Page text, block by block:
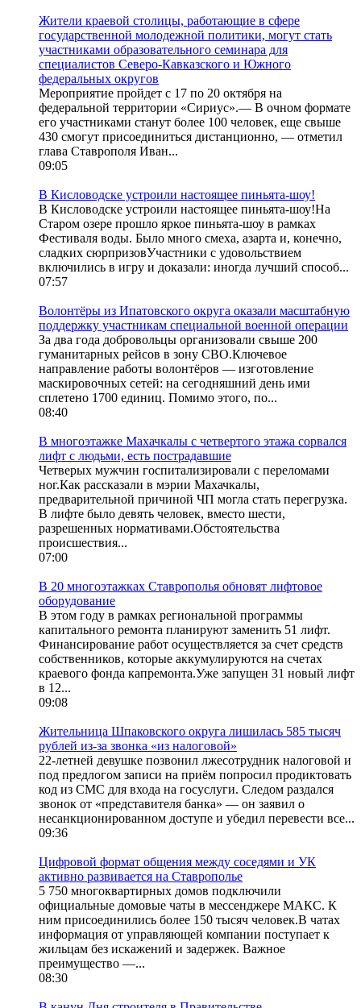
Жители краевой столицы, работающие в сфере
государственной молодежной политики, могут стать
участниками образовательного семинара для
специалистов Северо-Кавказского и Южного
федеральных округов
Мероприятие пройдет с 17 по 20 октября на
федеральной территории «Сириус».— В очном формате
его участниками станут более 100 человек, еще свыше
430 смогут присоединиться дистанционно, — отметил
глава Ставрополя Иван...
09:05
В Кисловодске устроили настоящее пиньята-шоу!
В Кисловодске устроили настоящее пиньята-шоу!На
Старом озере прошло яркое пиньята-шоу в рамках
Фестиваля воды. Было много смеха, азарта и, конечно,
сладких сюрпризовУчастники с удовольствием
включились в игру и доказали: иногда лучший способ...
07:57
Волонтёры из Ипатовского округа оказали масштабную
поддержку участникам специальной военной операции
За два года добровольцы организовали свыше 200
гуманитарных рейсов в зону СВО.Ключевое
направление работы волонтёров — изготовление
маскировочных сетей: на сегодняшний день ими
сплетено 1700 единиц. Помимо этого, по...
08:40
В многоэтажке Махачкалы с четвертого этажа сорвался
лифт с людьми, есть пострадавшие
Четверых мужчин госпитализировали с переломами
ног.Как рассказали в мэрии Махачкалы,
предварительной причиной ЧП могла стать перегрузка.
В лифте было девять человек, вместо шести,
разрешенных нормативами.Обстоятельства
происшествия...
07:00
В 20 многоэтажках Ставрополья обновят лифтовое
оборудование
В этом году в рамках региональной программы
капитального ремонта планируют заменить 51 лифт.
Финансирование работ осуществляется за счет средств
собственников, которые аккумулируются на счетах
краевого фонда капремонта.Уже запущен 31 новый лифт
в 12...
09:08
Жительница Шпаковского округа лишилась 585 тысяч
рублей из-за звонка «из налоговой»
22-летней девушке позвонил лжесотрудник налоговой и
под предлогом записи на приём попросил продиктовать
код из СМС для входа на госуслуги. Следом раздался
звонок от «представителя банка» — он заявил о
несанкционированном доступе и убедил перевести все...
09:36
Цифровой формат общения между соседями и УК
активно развивается на Ставрополье
5 750 многоквартирных домов подключили
официальные домовые чаты в мессенджере МАКС. К
ним присоединились более 150 тысяч человек.В чатах
информация от управляющей компании поступает к
жильцам без искажений и задержек. Важное
преимущество —...
08:30